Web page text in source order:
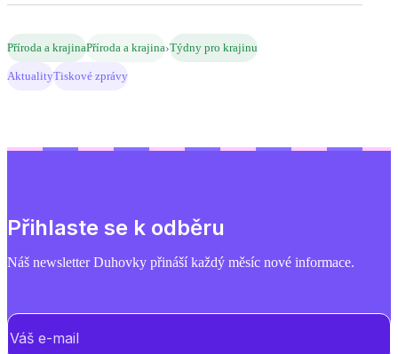
Příroda a krajinaPříroda a krajina›Týdny pro krajinu
AktualityTiskové zprávy
Přihlaste se k odběru
Náš newsletter Duhovky přináší každý měsíc nové informace.
E-mail